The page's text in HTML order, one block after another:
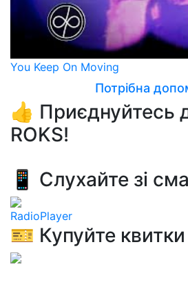
You Keep On Moving
Потрібна
👍 Приєднуйтесь
ROKS!
📱 Слухайте зі
RadioPlayer
🎫 Купуйте